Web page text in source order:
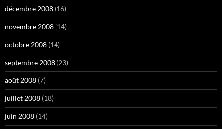
décembre 2008 (16)
novembre 2008 (14)
octobre 2008 (14)
septembre 2008 (23)
août 2008 (7)
juillet 2008 (18)
juin 2008 (14)